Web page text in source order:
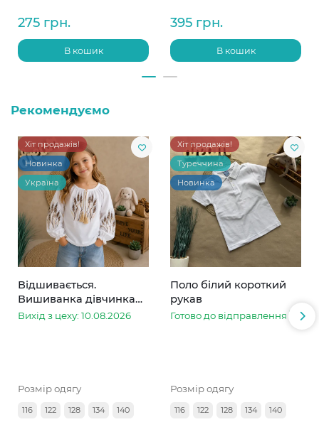
275 грн.
В кошик
395 грн.
В кошик
Рекомендуємо
Хіт продажів!
Новинка
Україна
Відшивається.
Вишиванка дівчинка
колоски
Вихід з цеху: 10.08.2026
Розмір одягу
116 122 128 134
140
Хіт продажів!
Туреччина
Новинка
Поло білий короткий
рукав
Готово до відправлення
Розмір одягу
116 122 128 134
140